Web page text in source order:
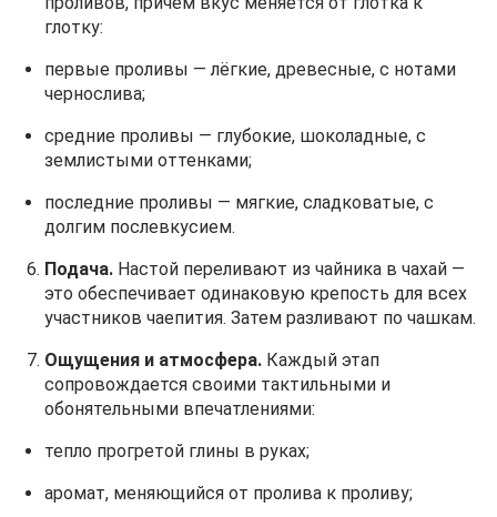
глотку:
первые проливы — лёгкие, древесные, с нотами
чернослива;
средние проливы — глубокие, шоколадные, с
землистыми оттенками;
последние проливы — мягкие, сладковатые, с
долгим послевкусием.
Подача. Настой переливают из чайника в чахай —
это обеспечивает одинаковую крепость для всех
участников чаепития. Затем разливают по чашкам.
Ощущения и атмосфера. Каждый этап
сопровождается своими тактильными и
обонятельными впечатлениями:
тепло прогретой глины в руках;
аромат, меняющийся от пролива к проливу;